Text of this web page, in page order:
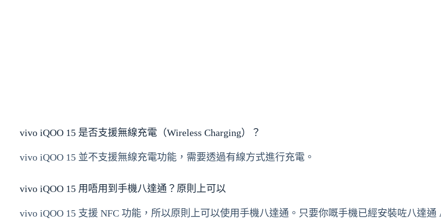
vivo iQOO 15 是否支援無線充電（Wireless Charging）？
vivo iQOO 15 並不支援無線充電功能，需要透過有線方式進行充電。
vivo iQOO 15 用唔用到手機八達通？原則上可以
vivo iQOO 15 支援 NFC 功能，所以原則上可以使用手機八達通。只要你嘅手機已經安裝咗八達通